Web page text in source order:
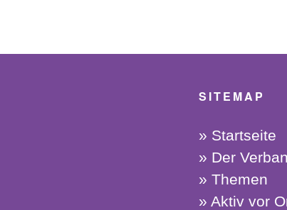
SITEMAP
Startseite
Der
Themen
Aktiv vor